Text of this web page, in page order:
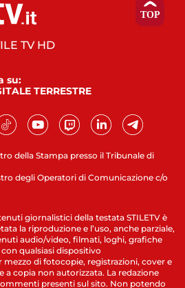
della Stampa presso il Tribunale di
degli Operatori di Comunicazione c/o
TV HD
su:
TERRESTRE
giornalistici della testata STILETV è
la riproduzione e l’uso, anche parziale,
audio/video, filmati, loghi, grafiche
qualsiasi dispositivo
di fotocopie, registrazioni, cover e
copia non autorizzata. La redazione
presenti sul sito. Non potendo